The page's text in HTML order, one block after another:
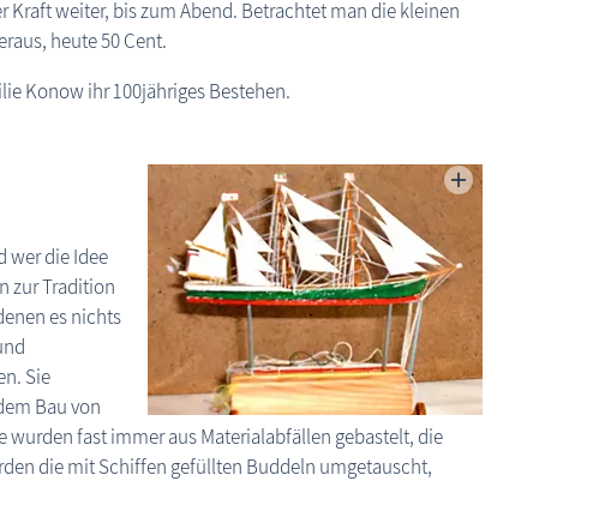
weiter, bis zum Abend. Betrachtet man die kleinen
heute 50 Cent.
Konow ihr 100jähriges Bestehen.
wer die Idee
zur Tradition
es nichts
Sie
Bau von
fast immer aus Materialabfällen gebastelt, die
die mit Schiffen gefüllten Buddeln umgetauscht,